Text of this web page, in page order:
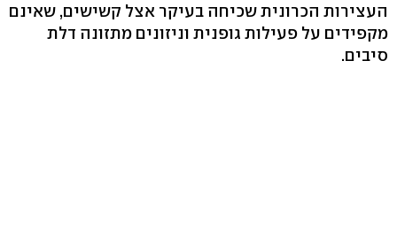
העצירות הכרונית שכיחה בעיקר אצל קשישים, שאינם
מקפידים על פעילות גופנית וניזונים מתזונה דלת
סיבים.